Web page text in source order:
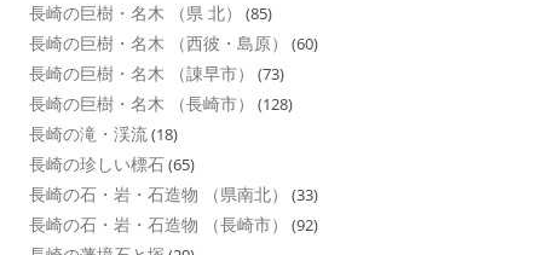
長崎の巨樹・名木 （県 北） (85)
長崎の巨樹・名木 （西彼・島原） (60)
長崎の巨樹・名木 （諌早市） (73)
長崎の巨樹・名木 （長崎市） (128)
長崎の滝・渓流(18)
長崎の珍しい標石(65)
長崎の石・岩・石造物 （県南北） (33)
長崎の石・岩・石造物 （長崎市） (92)